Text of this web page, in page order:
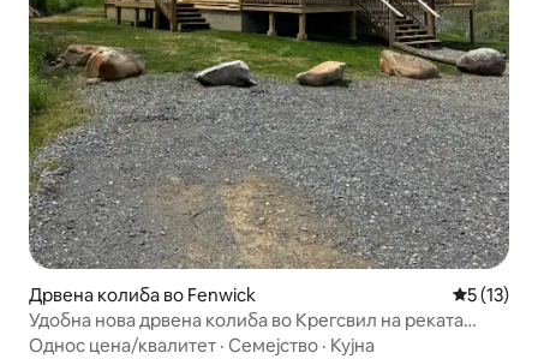
Дрвена колиба во Fenwick
5 (13)
Удобна нова дрвена колиба во Крегсвил на реката
Гаули
Однос цена/квалитет · Семејство · Кујна